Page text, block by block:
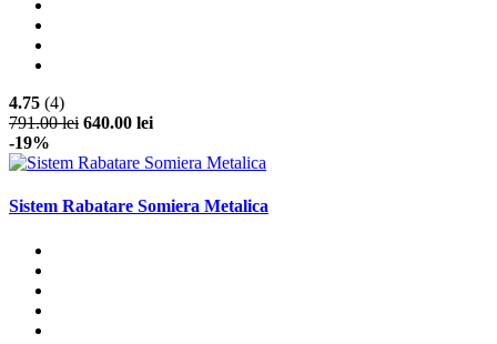
4.75 (4)
791.00 lei 640.00 lei
-19%
Sistem Rabatare Somiera Metalica